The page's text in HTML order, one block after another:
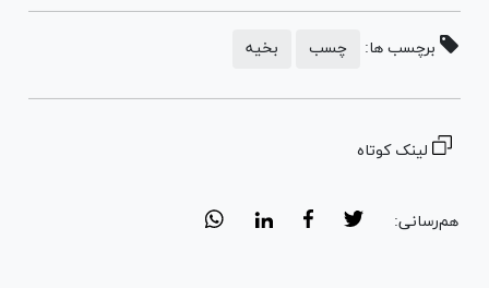
برچسب ها: چسب بخیه
لینک کوتاه
هم‌رسانی: